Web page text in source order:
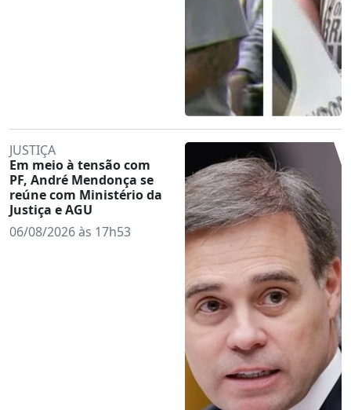
JUSTIÇA
Em meio à tensão com
PF, André Mendonça se
reúne com Ministério da
Justiça e AGU
06/08/2026 às 17h53